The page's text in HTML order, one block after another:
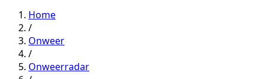
Home
/
Onweer
/
Onweerradar